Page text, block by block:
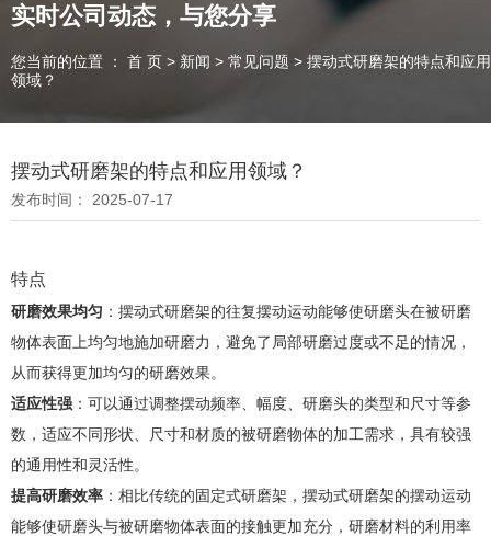
实时公司动态，与您分享
您当前的位置 ： 首 页 > 新闻 > 常见问题 > 摆动式研磨架的特点和应用
领域？
摆动式研磨架的特点和应用领域？
发布时间： 2025-07-17
特点
研磨效果均匀 ：摆动式研磨架的往复摆动运动能够使研磨头在被研磨
物体表面上均匀地施加研磨力，避免了局部研磨过度或不足的情况，
从而获得更加均匀的研磨效果。
适应性强 ：可以通过调整摆动频率、幅度、研磨头的类型和尺寸等参
数，适应不同形状、尺寸和材质的被研磨物体的加工需求，具有较强
的通用性和灵活性。
提高研磨效率 ：相比传统的固定式研磨架，摆动式研磨架的摆动运动
能够使研磨头与被研磨物体表面的接触更加充分，研磨材料的利用率